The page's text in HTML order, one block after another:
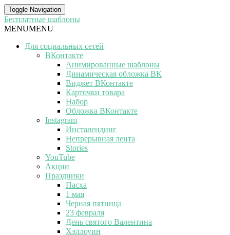
Toggle Navigation
Бесплатные шаблоны
MENUMENU
Для социальных сетей
ВКонтакте
Анимированные шаблоны
Динамическая обложка ВК
Виджет ВКонтакте
Карточки товара
Набор
Обложка ВКонтакте
Instagram
Инсталендинг
Непрерывная лента
Stories
YouTube
Акции
Праздники
Пасха
1 мая
Черная пятница
23 февраля
День святого Валентина
Хэллоуин